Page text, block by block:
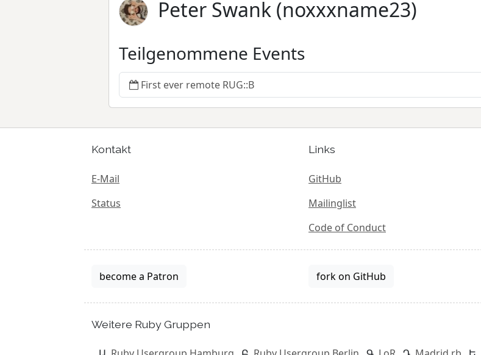
Peter Swank (noxxxname23)
Teilgenommene Events
First ever remote RUG::B
Kontakt
E-Mail
Status
Links
GitHub
Mailinglist
Code of Conduct
become a Patron fork on GitHub
Weitere Ruby Gruppen